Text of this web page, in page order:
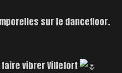
sur le dancefloor.
vibrer Villefort